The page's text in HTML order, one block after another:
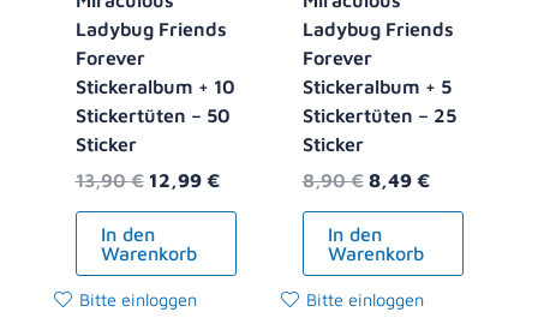
Ladybug Friends
Forever
Stickeralbum + 10
Stickertüten – 50
Sticker
13,90€ 12,99 €
In den
Warenkorb
Bitte einloggen
Ladybug Friends
Forever
Stickeralbum + 5
Stickertüten – 25
Sticker
8,90€ 8,49 €
In den
Warenkorb
Bitte einloggen